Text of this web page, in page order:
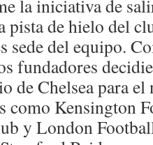
la iniciativa de
pista de hielo del
sede del equipo.
fundadores
de Chelsea para
como Kensington
y London